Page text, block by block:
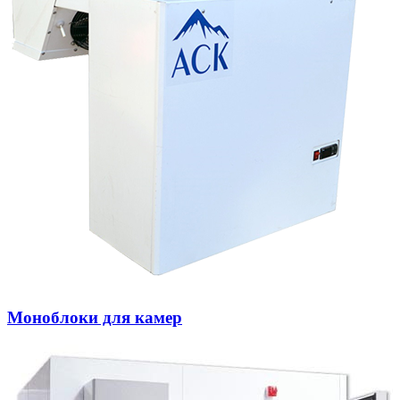
Моноблоки для камер